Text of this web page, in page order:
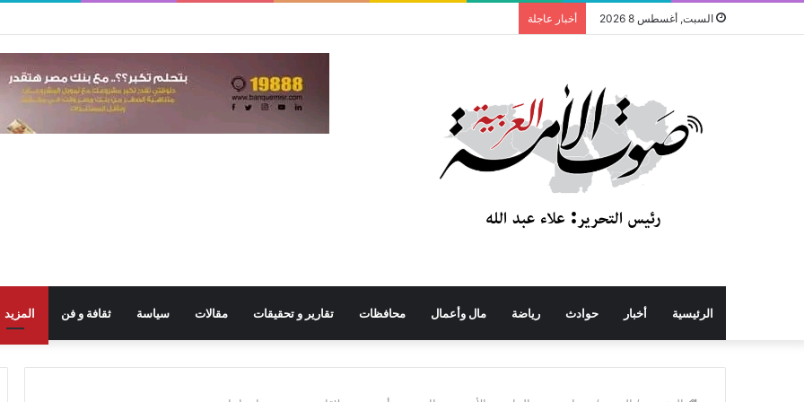
السبت, أغسطس 8 2026 أخبار عاجلة
الرئيسية أخبار حوادث رياضة مال وأعمال محافظات تقارير و تحقيقات مقالات سياسة ثقافة و فن المزيد